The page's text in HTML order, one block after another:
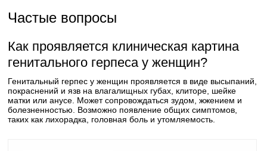
Частые вопросы
Как проявляется клиническая картина
генитального герпеса у женщин?
Генитальный герпес у женщин проявляется в виде высыпаний,
покраснений и язв на влагалищных губах, клиторе, шейке
матки или анусе. Может сопровождаться зудом, жжением и
болезненностью. Возможно появление общих симптомов,
таких как лихорадка, головная боль и утомляемость.